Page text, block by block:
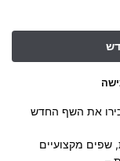
הכירו את השף החדש
שפים מקצועיים